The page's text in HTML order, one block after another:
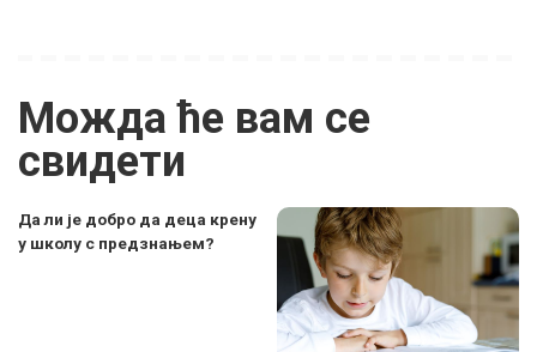
Можда ће вам се
свидети
Да ли је добро да деца крену
у школу с предзнањем?